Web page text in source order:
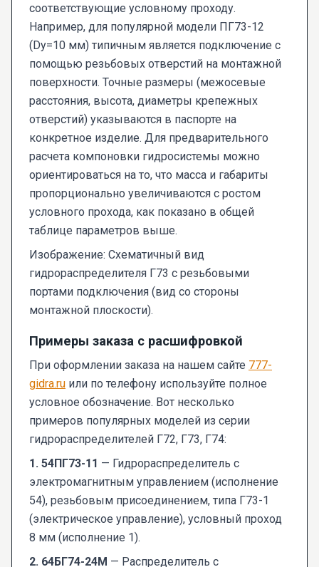
соответствующие условному проходу.
Например, для популярной модели ПГ73-12
(Dy=10 мм) типичным является подключение с
помощью резьбовых отверстий на монтажной
поверхности. Точные размеры (межосевые
расстояния, высота, диаметры крепежных
отверстий) указываются в паспорте на
конкретное изделие. Для предварительного
расчета компоновки гидросистемы можно
ориентироваться на то, что масса и габариты
пропорционально увеличиваются с ростом
условного прохода, как показано в общей
таблице параметров выше.
Изображение: Схематичный вид
гидрораспределителя Г73 с резьбовыми
портами подключения (вид со стороны
монтажной плоскости).
Примеры заказа с расшифровкой
При оформлении заказа на нашем сайте 777-
gidra.ru или по телефону используйте полное
условное обозначение. Вот несколько
примеров популярных моделей из серии
гидрораспределителей Г72, Г73, Г74:
1. 54ПГ73-11 — Гидрораспределитель с
электромагнитным управлением (исполнение
54), резьбовым присоединением, типа Г73-1
(электрическое управление), условный проход
8 мм (исполнение 1).
2. 64БГ74-24М — Распределитель с